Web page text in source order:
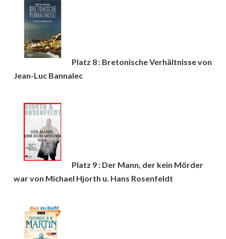
Platz 8 : Bretonische Verhältnisse von
Jean-Luc Bannalec
Platz 9 : Der Mann, der kein Mörder
war von Michael Hjorth u. Hans Rosenfeldt